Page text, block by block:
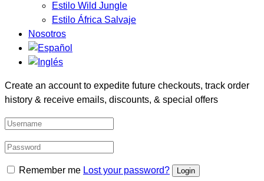
Estilo Wild Jungle
Estilo África Salvaje
Nosotros
Create an account to expedite future checkouts, track order
history & receive emails, discounts, & special offers
Remember me Lost your password?